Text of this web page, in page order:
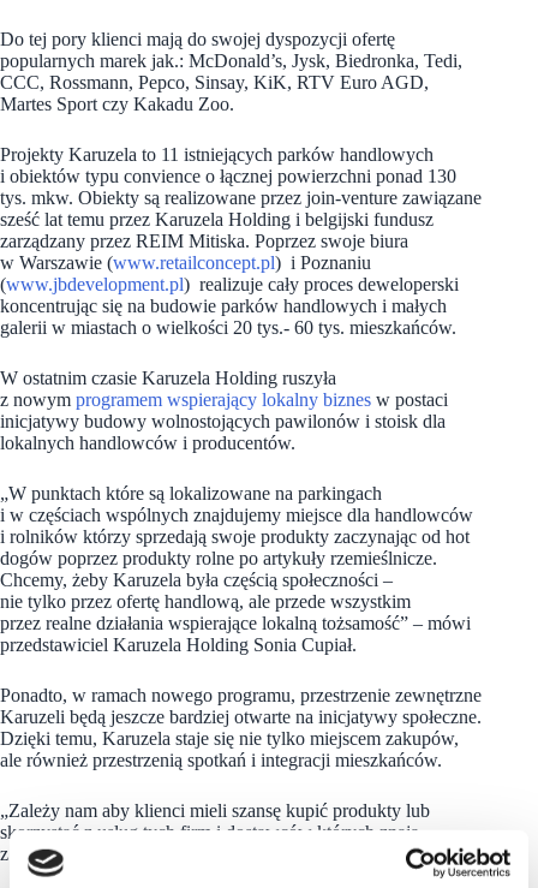
Do tej pory klienci mają do swojej dyspozycji ofertę
popularnych marek jak.: McDonald’s, Jysk, Biedronka, Tedi,
CCC, Rossmann, Pepco, Sinsay, KiK, RTV Euro AGD,
Martes Sport czy Kakadu Zoo.
Projekty Karuzela to 11 istniejących parków handlowych
i obiektów typu convience o łącznej powierzchni ponad 130
tys. mkw. Obiekty są realizowane przez join-venture zawiązane
sześć lat temu przez Karuzela Holding i belgijski fundusz
zarządzany przez REIM Mitiska. Poprzez swoje biura
w Warszawie (www.retailconcept.pl) i Poznaniu
(www.jbdevelopment.pl) realizuje cały proces deweloperski
koncentrując się na budowie parków handlowych i małych
galerii w miastach o wielkości 20 tys.- 60 tys. mieszkańców.
W ostatnim czasie Karuzela Holding ruszyła
z nowym programem wspierający lokalny biznes w postaci
inicjatywy budowy wolnostojących pawilonów i stoisk dla
lokalnych handlowców i producentów.
„W punktach które są lokalizowane na parkingach
i w częściach wspólnych znajdujemy miejsce dla handlowców
i rolników którzy sprzedają swoje produkty zaczynając od hot
dogów poprzez produkty rolne po artykuły rzemieślnicze.
Chcemy, żeby Karuzela była częścią społeczności –
nie tylko przez ofertę handlową, ale przede wszystkim
przez realne działania wspierające lokalną tożsamość” – mówi
przedstawiciel Karuzela Holding Sonia Cupiał.
Ponadto, w ramach nowego programu, przestrzenie zewnętrzne
Karuzeli będą jeszcze bardziej otwarte na inicjatywy społeczne.
Dzięki temu, Karuzela staje się nie tylko miejscem zakupów,
ale również przestrzenią spotkań i integracji mieszkańców.
„Zależy nam aby klienci mieli szansę kupić produkty lub
skorzystać z usług tych firm i dostawców których znają
z lokalnego rynku ” – dodaje Sonia Cupiał.